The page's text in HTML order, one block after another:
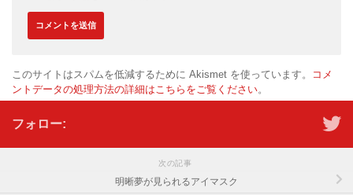
このサイトはスパムを低減するために Akismet を使っています。
コメ
ントデータの処理方法の詳細はこちらをご覧ください。
フォロー:
次の記事
明晰夢が見られるアイマスク